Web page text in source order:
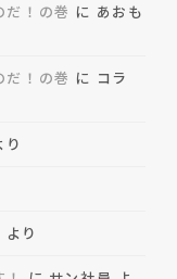
だ！の巻 に あおも
だ！の巻 に コラ
り
より